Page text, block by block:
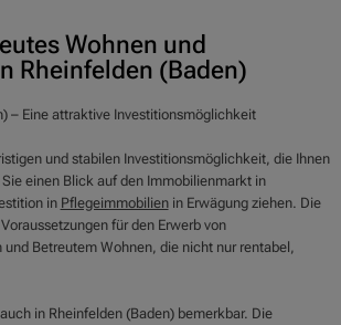
Wohnen und
Rheinfelden (Baden)
– Eine attraktive Investitionsmöglichkeit
und stabilen Investitionsmöglichkeit, die Ihnen
einen Blick auf den Immobilienmarkt in
in Pflegeimmobilienin Erwägung ziehen. Die
für den Erwerb von
Betreutem Wohnen, die nicht nur rentabel,
in Rheinfelden (Baden) bemerkbar. Die